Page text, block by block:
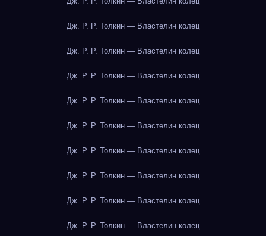
Дж. Р. Р. Толкин — Властелин колец
Дж. Р. Р. Толкин — Властелин колец
Дж. Р. Р. Толкин — Властелин колец
Дж. Р. Р. Толкин — Властелин колец
Дж. Р. Р. Толкин — Властелин колец
Дж. Р. Р. Толкин — Властелин колец
Дж. Р. Р. Толкин — Властелин колец
Дж. Р. Р. Толкин — Властелин колец
Дж. Р. Р. Толкин — Властелин колец